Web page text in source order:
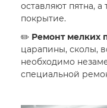
оставляют пятна,
покрытие.
✏️ Ремонт мелких
царапины, сколы,
необходимо
специальной